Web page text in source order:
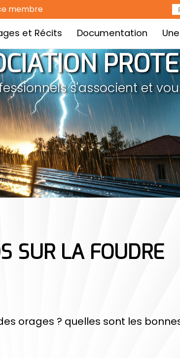
membre
et Récits Documentation
s'associent et
SUR LA FOUDRE
orages ? quelles sont les